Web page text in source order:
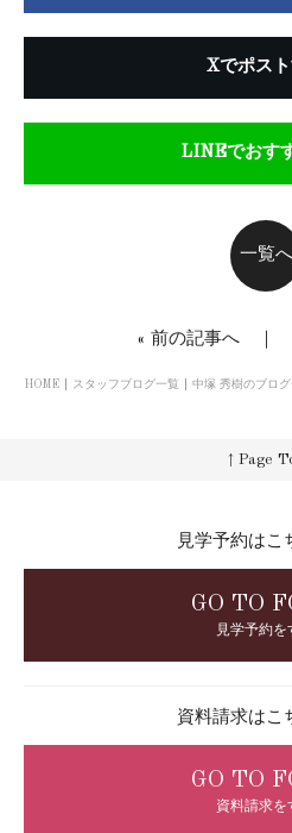
Xでポス
LINEでおす
一覧へ
« 前の記事へ｜
HOME スタッフブログ一覧 中塚 秀樹のブログ
↑ Page
見学予約はこ
GO TO
見学予約を
資料請求はこ
GO TO
資料請求を